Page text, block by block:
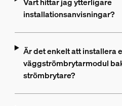
Vart hittar jag ytterligare
installationsanvisningar?
Är det enkelt att installera
väggströmbrytarmodul
strömbrytare?